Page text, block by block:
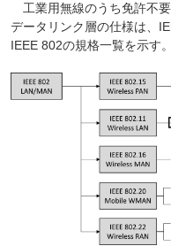
工業用無線のうち免許不
データリンク層の仕様は、
IEEE 802の規格一覧を示す。